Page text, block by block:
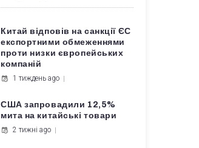
Китай відповів на санкції ЄС
експортними обмеженнями
проти низки європейських
компаній
1 тиждень ago
США запровадили 12,5%
мита на китайські товари
2 тижні ago